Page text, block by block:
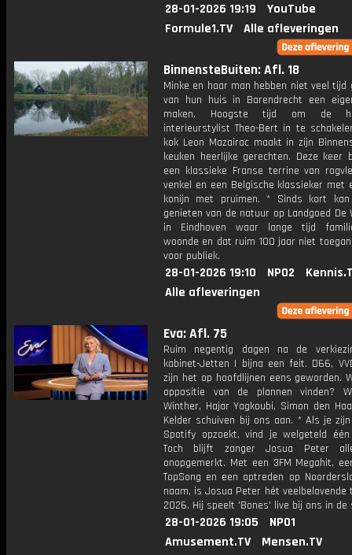
28-01-2026 19:19
YouTube
Formule1.TV
Alle afleveringen
BinnensteBuiten: Afl. 18
Minke en haar man hebben niet veel tijd
van hun huis in Barendrecht een
maken. Hoogste tijd om de
interieurstylist Theo-Bert in te
kok Leon Mazairac maakt in zijn
keuken heerlijke gerechten. Deze keer
een klassieke Franse terrine van
venkel en een Belgische klassieker met
konijn met pruimen. * Sinds kort kan
genieten van de natuur op Landgoed De
in Eindhoven waar lange tijd
woonde en dat ruim 100 jaar niet
voor publiek.
28-01-2026 19:10 NPO2
Alle afleveringen
Eva: Afl. 75
Ruim negentig dagen na de
kabinet-Jetten I bijna een feit. D66,
zijn het op hoofdlijnen eens geworden.
oppositie van de plannen vinden?
Winther, Hajar Yagkoubi, Simon den
Kelder schuiven bij ons aan. * Als je
Spotify opzoekt, vind je welgeteld één
Toch blijft zanger Josua Peter
onopgemerkt. Met een 3FM Megahit,
TopSong en een optreden op
naam, is Josua Peter hét veelbelovende
2026. Hij speelt 'Bones' live bij ons in de
28-01-2026 19:05
NPO1
Amusement.TV
Mensen.TV